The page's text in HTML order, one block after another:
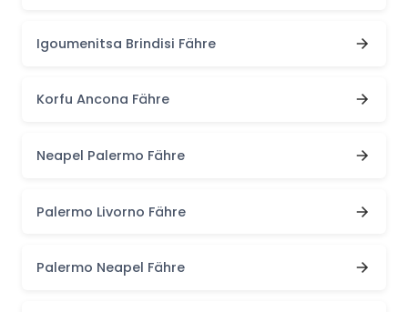
Igoumenitsa Brindisi Fähre
Korfu Ancona Fähre
Neapel Palermo Fähre
Palermo Livorno Fähre
Palermo Neapel Fähre